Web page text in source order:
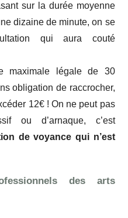
sur la durée moyenne
dizaine de minute, on se
qui aura couté
maximale légale de 30
obligation de raccrocher,
12€ ! On ne peut pas
ou d’arnaque, c’est
de voyance qui n’est
des arts